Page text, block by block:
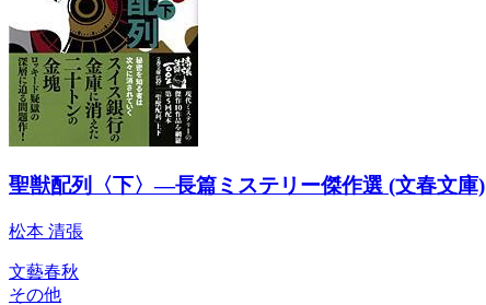
聖獣配列〈下〉―長篇ミステリー傑作選 (文春文庫)
松本 清張
文藝春秋
その他